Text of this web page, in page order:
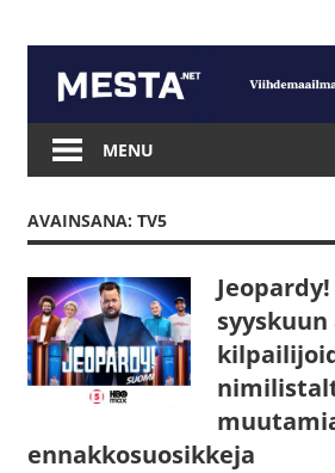
content
Mesta.net
MENU
AVAINSANA: TV5
syyskuun
ennakkosuosikkeja